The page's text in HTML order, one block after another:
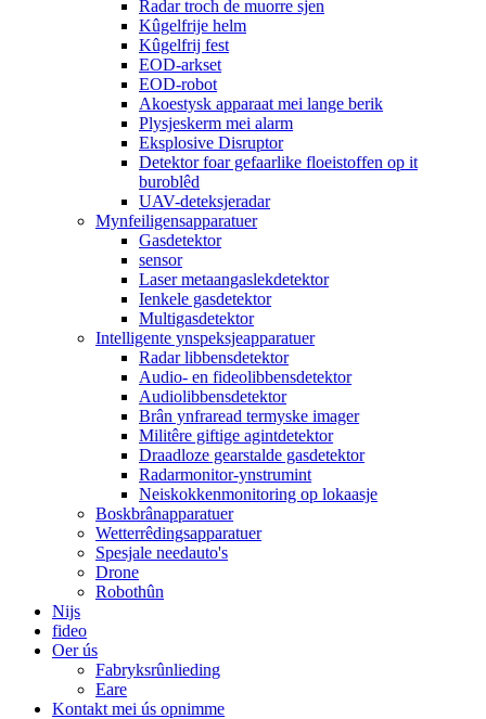
Radar troch de muorre sjen
Kûgelfrije helm
Kûgelfrij fest
EOD-arkset
EOD-robot
Akoestysk apparaat mei lange berik
Plysjeskerm mei alarm
Eksplosive Disruptor
Detektor foar gefaarlike floeistoffen op it
buroblêd
UAV-deteksjeradar
Mynfeiligensapparatuer
Gasdetektor
sensor
Laser metaangaslekdetektor
Ienkele gasdetektor
Multigasdetektor
Intelligente ynspeksjeapparatuer
Radar libbensdetektor
Audio- en fideolibbensdetektor
Audiolibbensdetektor
Brân ynfraread termyske imager
Militêre giftige agintdetektor
Draadloze gearstalde gasdetektor
Radarmonitor-ynstrumint
Neiskokkenmonitoring op lokaasje
Boskbrânapparatuer
Wetterrêdingsapparatuer
Spesjale needauto's
Drone
Robothûn
Nijs
fideo
Oer ús
Fabryksrûnlieding
Eare
Kontakt mei ús opnimme